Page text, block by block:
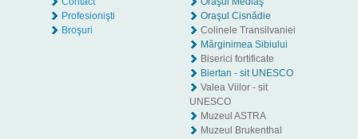
Profesionişti
Broşuri
Oraşul Cisnădie
Colinele Transilvaniei
Mărginimea Sibiului
Biserici fortificate
Biertan - sit UNESCO
Valea Viilor - sit
UNESCO
Muzeul ASTRA
Muzeul Brukenthal